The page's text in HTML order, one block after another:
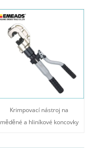
Krimpovací nástroj na
měděné a hliníkové koncovky